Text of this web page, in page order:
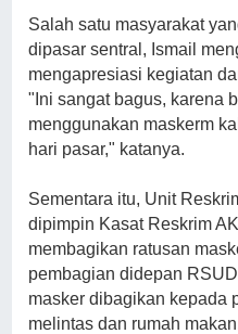
Salah satu masyarakat
dipasar sentral, Ismail
mengapresiasi kegiatan
"Ini sangat bagus, karena
menggunakan maskerm
hari pasar," katanya.
Sementara itu, Unit
dipimpin Kasat Reskrim
membagikan ratusan
pembagian didepan
masker dibagikan kepada
melintas dan rumah